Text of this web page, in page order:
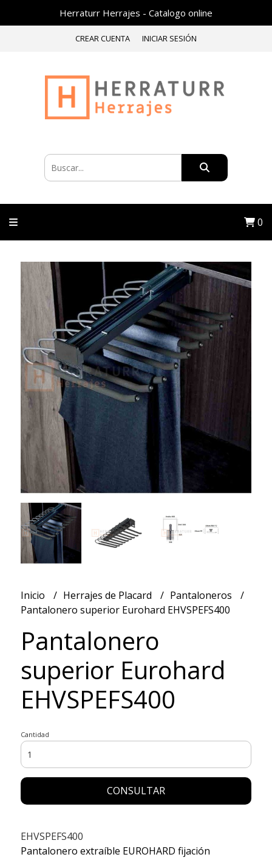
Herraturr Herrajes - Catalogo online
CREAR CUENTA INICIAR SESIÓN
0
Inicio Herrajes de Placard
Pantaloneros
Pantalonero superior Eurohard EHVSPEFS400
Pantalonero
superior Eurohard
EHVSPEFS400
Cantidad
CONSULTAR
EHVSPEFS400
Pantalonero extraíble EUROHARD fijación